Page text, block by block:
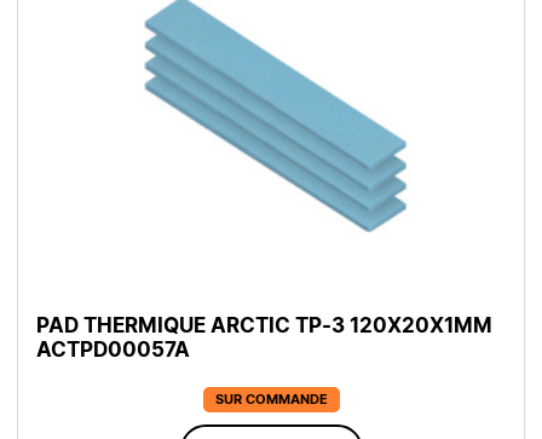
PAD THERMIQUE ARCTIC TP-3 120X20X1MM
ACTPD00057A
SUR COMMANDE